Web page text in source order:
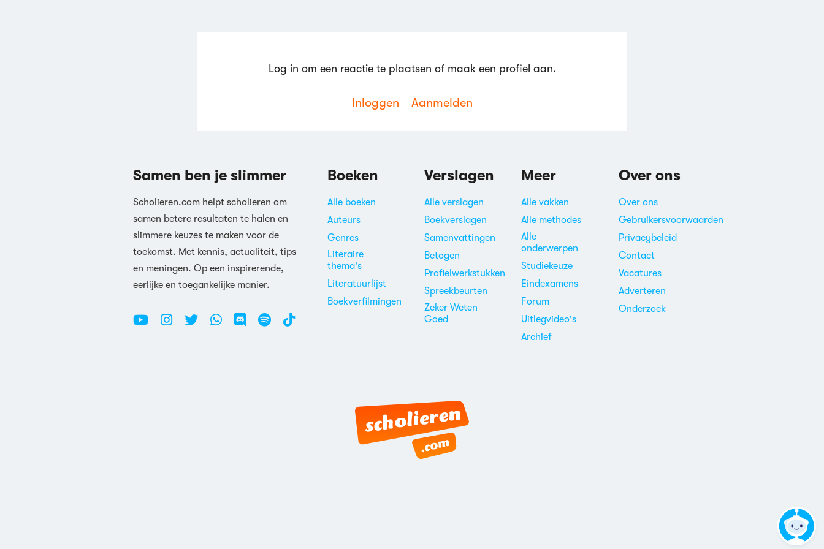
Log in om een reactie te plaatsen of maak een profiel aan.
Inloggen Aanmelden
Samen ben je slimmer
Scholieren.com helpt scholieren om
samen betere resultaten te halen en
slimmere keuzes te maken voor de
toekomst. Met kennis, actualiteit, tips
en meningen. Op een inspirerende,
eerlijke en toegankelijke manier.
Boeken
Alle boeken
Auteurs
Genres
Literaire
thema's
Literatuurlijst
Boekverfilmingen
Verslagen
Alle verslagen
Boekverslagen
Samenvattingen
Betogen
Profielwerkstukken
Spreekbeurten
Zeker Weten
Goed
Meer
Alle vakken
Alle methodes
Alle
onderwerpen
Studiekeuze
Eindexamens
Forum
Uitlegvideo's
Archief
Over ons
Over ons
Gebruikersvoorwaarden
Privacybeleid
Contact
Vacatures
Adverteren
Onderzoek